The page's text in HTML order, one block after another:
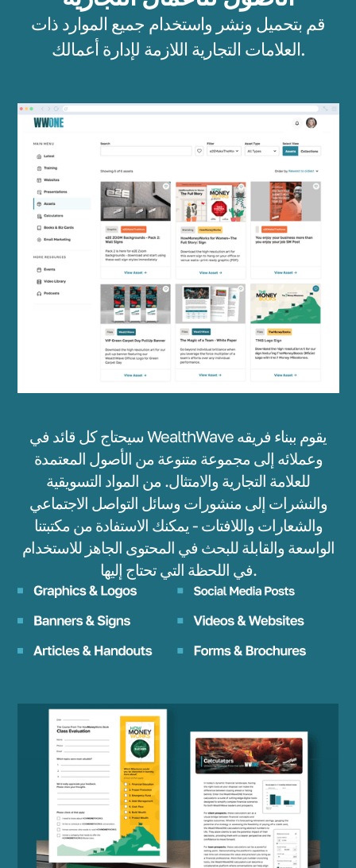
قم بتحميل ونشر واستخدام جميع الموارد ذات
العلامات التجارية اللازمة لإدارة أعمالك.
سيحتاج كل قائد في WealthWave يقوم ببناء فريقه
وعملائه إلى مجموعة متنوعة من الأصول المعتمدة
للعلامة التجارية والامتثال. من المواد التسويقية
والنشرات إلى منشورات وسائل التواصل الاجتماعي
والشعارات واللافتات - يمكنك الاستفادة من مكتبتنا
الواسعة والقابلة للبحث في المحتوى الجاهز للاستخدام
في اللحظة التي تحتاج إليها.